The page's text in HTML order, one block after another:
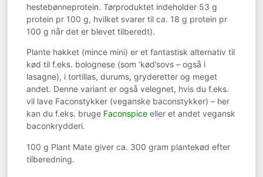
hestebønneprotein. Tørproduktet indeholder 53 g
protein pr 100 g, hvilket svarer til ca. 18 g protein pr
100 g når det er blevet tilberedt).
Plante hakket (mince mini) er et fantastisk alternativ til
kød til f.eks. bolognese (som ‘kød’sovs – også i
lasagne), i tortillas, durums, gryderetter og meget
andet. Denne variant er også velegnet, hvis du f.eks.
vil lave Faconstykker (veganske baconstykker) – her
kan du f.eks. bruge Faconspiceeller et andet vegansk
baconkrydderi.
100 g Plant Mate giver ca. 300 gram plantekød efter
tilberedning.